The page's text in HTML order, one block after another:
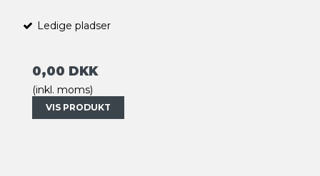
Ledige pladser
0,00 DKK
(inkl. moms)
VIS PRODUKT